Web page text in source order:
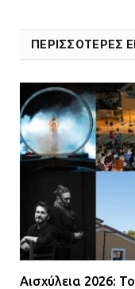
ΠΕΡΙΣΣΟΤΕΡΕΣ
Αισχύλεια 2026: